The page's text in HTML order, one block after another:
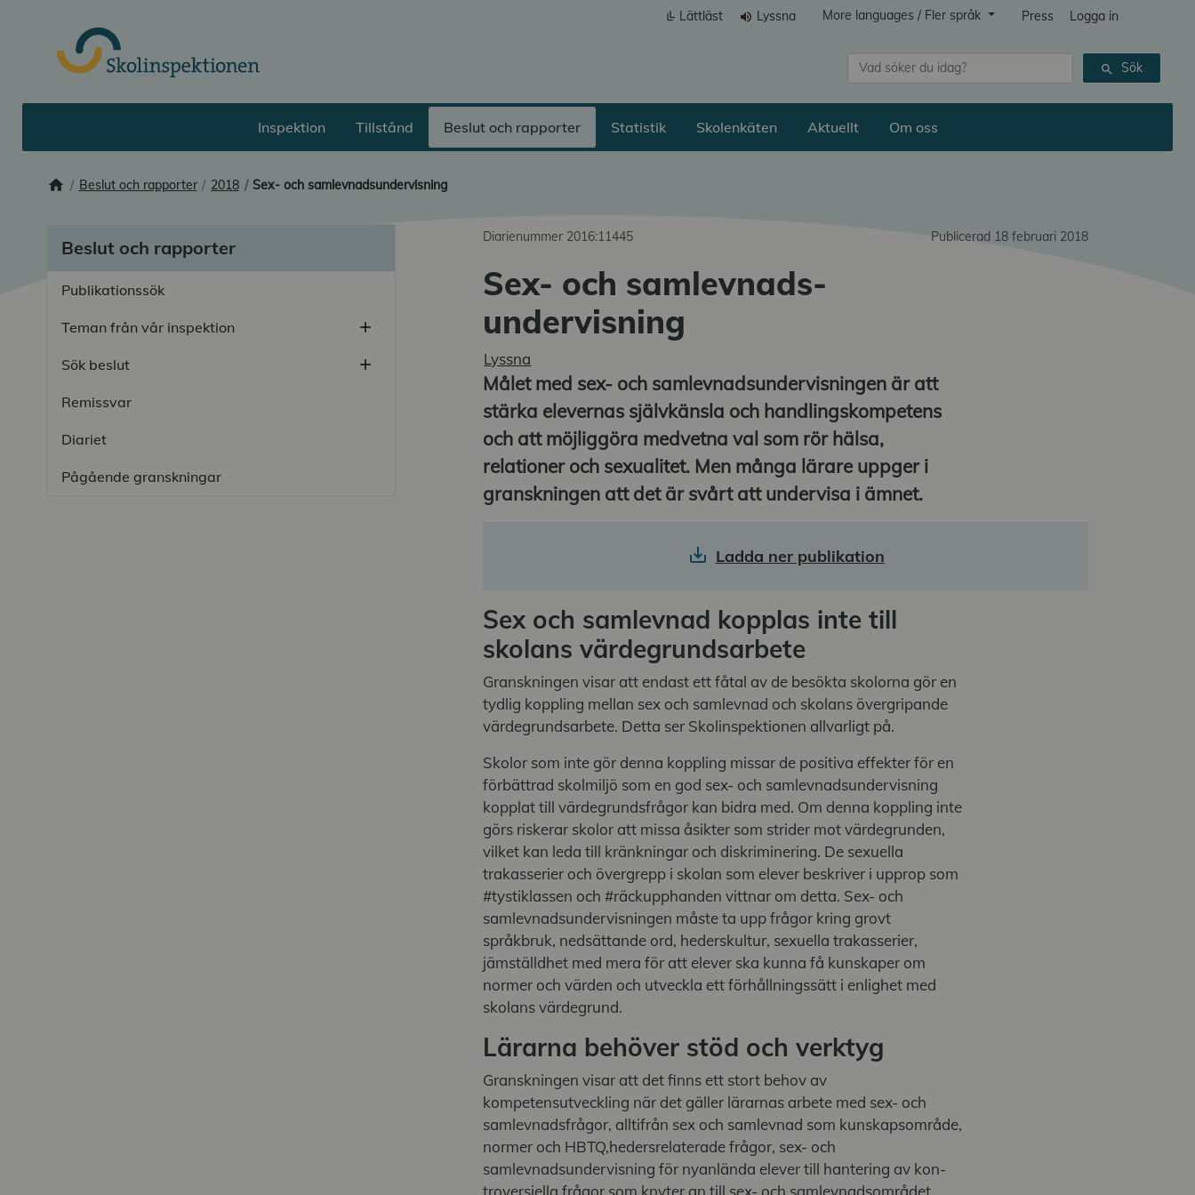
Till huvudinnehåll
Lättläst volume_up Lyssna More languages / Fler språk Press Logga in
search Sök
Inspektion Tillstånd Beslut och rapporter Statistik Skolenkäten Aktuellt Om oss
home Startsida
Beslut och rapporter 2018 Sex- och samlevnads­undervisning
Beslut och rapporter
Publikationssök
Teman från vår inspektion addÖppna undermeny
Sök beslut addÖppna undermeny
Remissvar
Diariet
Pågående granskningar
Diarienummer 2016:11445 Publicerad 18 februari 2018
Sex- och samlevnads­
undervisning
Lyssna
Målet med sex- och samlevnadsundervisningen är att
stärka elevernas självkänsla och handlingskompetens
och att möjliggöra medvetna val som rör hälsa,
relationer och sexualitet. Men många lärare uppger i
granskningen att det är svårt att undervisa i ämnet.
Ladda ner publikation
Sex och samlevnad kopplas inte till
skolans värdegrundsarbete
Granskningen visar att endast ett fåtal av de besökta skolorna gör en
tydlig koppling mellan sex och samlevnad och skolans övergripande
värdegrundsarbete. Detta ser Skolinspektionen allvarligt på.
Skolor som inte gör denna koppling missar de positiva effekter för en
förbättrad skolmiljö som en god sex- och samlevnadsundervisning
kopplat till värdegrundsfrågor kan bidra med. Om denna koppling inte
görs riskerar skolor att missa åsikter som strider mot värdegrunden,
vilket kan leda till kränkningar och diskriminering. De sexuella
trakasserier och övergrepp i skolan som elever beskriver i upprop som
#tystiklassen och #räckupphanden vittnar om detta. Sex- och
samlevnadsundervisningen måste ta upp frågor kring grovt
språkbruk, nedsättande ord, hederskultur, sexuella trakasserier,
jämställdhet med mera för att elever ska kunna få kunskaper om
normer och värden och utveckla ett förhållningssätt i enlighet med
skolans värdegrund.
Lärarna behöver stöd och verktyg
Granskningen visar att det finns ett stort behov av
kompetensutveckling när det gäller lärarnas arbete med sex- och
samlevnadsfrågor, alltifrån sex och samlevnad som kunskapsområde,
normer och HBTQ,hedersrelaterade frågor, sex- och
samlevnadsundervisning för nyanlända elever till hantering av kon-
troversiella frågor som knyter an till sex- och samlevnadsområdet.